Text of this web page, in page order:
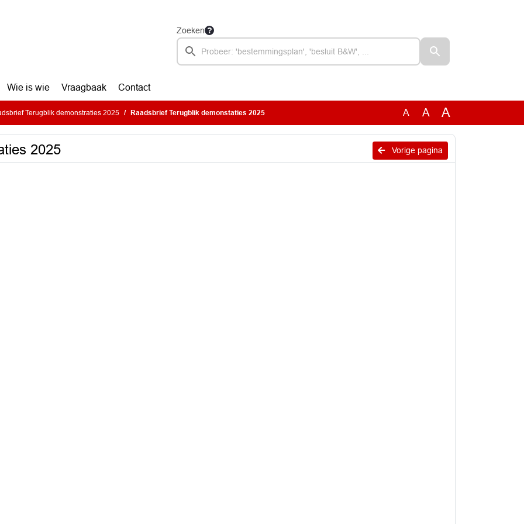
Zoeken
Wie is wie Vraagbaak Contact
Terugblik demonstraties 2025 Raadsbrief Terugblik demonstaties 2025 A A A
Vorige pagina
2025